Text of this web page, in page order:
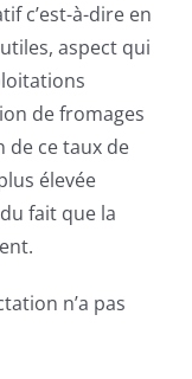
c’est-à-dire en
aspect qui
de fromages
de ce taux de
élevée
fait que la
n’a pas